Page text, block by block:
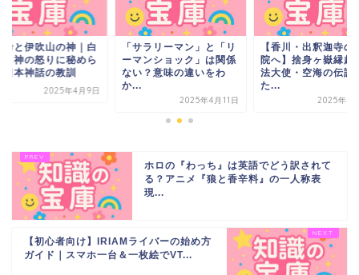
ラリーマン」と「リ
ンショック」は関係
？意味の違いをわ
【香川・出釈迦寺の奥の
院へ】捨身ヶ嶽縁起と弘
法大使・空海の伝説を
た...
2025年4月17日
倭建命と伊吹山の神
い猪と神の怒りに秘
れた日本神話の教訓
ホロの『わっち』は英語でどう訳されて
る？アニメ『狼と香辛料』の一人称表
現...
【初心者向け】IRIAMライバーの始め方
ガイド｜スマホ一台＆一枚絵でVT...